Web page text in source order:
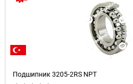
Подшипник 3205-2RS NPT